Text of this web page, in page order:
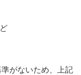
がないため、上記